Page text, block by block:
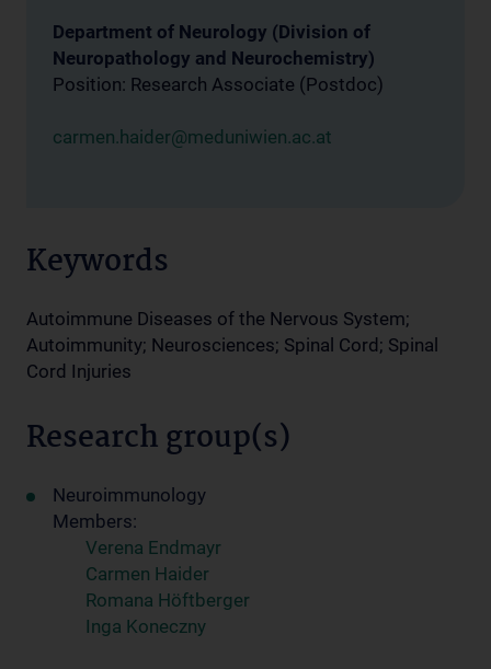
Department of Neurology (Division of
Neuropathology and Neurochemistry)
Position: Research Associate (Postdoc)
carmen.haider@meduniwien.ac.at
Keywords
Autoimmune Diseases of the Nervous System;
Autoimmunity; Neurosciences; Spinal Cord; Spinal
Cord Injuries
Research group(s)
Neuroimmunology
Members:
Verena Endmayr
Carmen Haider
Romana Höftberger
Inga Koneczny